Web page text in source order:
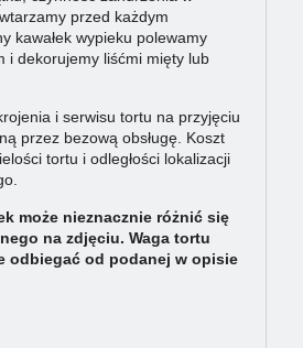
przed każdym
kawałek wypieku polewamy
i dekorujemy liśćmi mięty lub
i serwisu tortu na przyjęciu
przez bezową obsługę. Koszt
tortu i odległości lokalizacji
może nieznacznie różnić się
na zdjęciu. Waga tortu
odbiegać od podanej w opisie